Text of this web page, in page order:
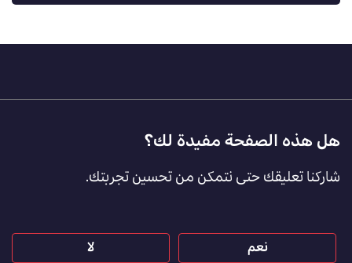
Footer
Feedback
[AR]
هل هذه الصفحة مفيدة لك؟
شاركنا تعليقك حتى نتمكن من تحسين تجربتك.
نعم لا